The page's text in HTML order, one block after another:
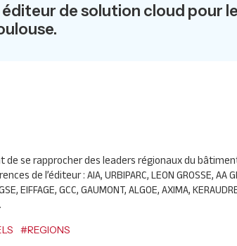
de solution cloud pour
se rapprocher des leaders régionaux du
de l’éditeur :AIA,URBIPARC,LEONGROSSE, AA
,EIFFAGE,GCC,GAUMONT,ALGOE,AXIMA,
#REGIONS